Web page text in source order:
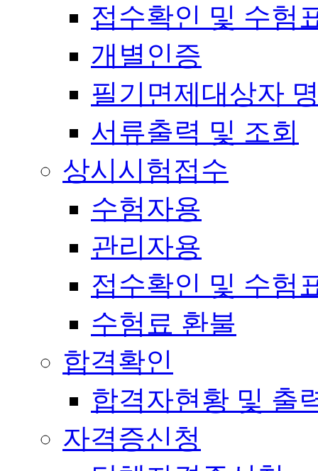
접수확인 및 수험
개별인증
필기면제대상자
서류출력 및 조회
상시시험접수
수험자용
관리자용
접수확인 및 수험
수험료 환불
합격확인
합격자현황 및 출
자격증신청